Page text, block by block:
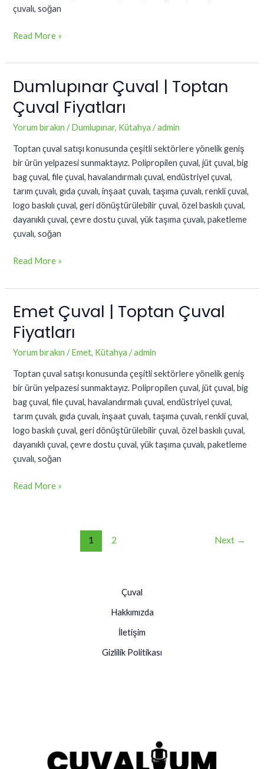
çuvalı, soğan
Read More »
Dumlupınar Çuval | Toptan
Çuval Fiyatları
Yorum bırakın /Dumlupınar, Kütahya /admin
Toptan çuval satışı konusunda çeşitli sektörlere yönelik geniş
bir ürün yelpazesi sunmaktayız. Polipropilen çuval, jüt çuval, big
bag çuval, file çuval, havalandırmalı çuval, endüstriyel çuval,
tarım çuvalı, gıda çuvalı, inşaat çuvalı, taşıma çuvalı, renkli çuval,
logo baskılı çuval, geri dönüştürülebilir çuval, özel baskılı çuval,
dayanıklı çuval, çevre dostu çuval, yük taşıma çuvalı, paketleme
çuvalı, soğan
Dumlupınar
|
Toptan
Fiyatları
Read More »
Emet Çuval | Toptan Çuval
Fiyatları
Yorum bırakın /Emet, Kütahya /admin
Toptan çuval satışı konusunda çeşitli sektörlere yönelik geniş
bir ürün yelpazesi sunmaktayız. Polipropilen çuval, jüt çuval, big
bag çuval, file çuval, havalandırmalı çuval, endüstriyel çuval,
tarım çuvalı, gıda çuvalı, inşaat çuvalı, taşıma çuvalı, renkli çuval,
logo baskılı çuval, geri dönüştürülebilir çuval, özel baskılı çuval,
dayanıklı çuval, çevre dostu çuval, yük taşıma çuvalı, paketleme
çuvalı, soğan
Emet
|
Toptan
Fiyatları
Read More »
1 2 Next →
Çuval
Hakkımızda
İletişim
Gizlilik Politikası